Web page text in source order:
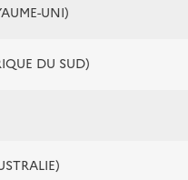
UNI)
DU SUD)